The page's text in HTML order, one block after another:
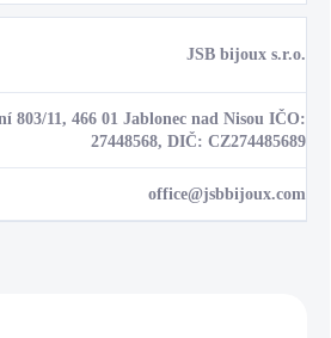
JSB bijoux s.r.o.
803/11, 466 01 Jablonec nad Nisou IČO:
27448568, DIČ: CZ274485689
office@jsbbijoux.com